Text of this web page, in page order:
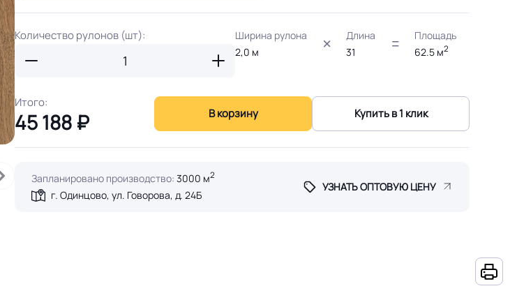
Количество рулонов (шт):
Ширина рулона
2,0 м
Длина
31
Площадь
62.5 м2
Итого:
45 188 ₽ В корзину Купить в 1 клик
Запланировано производство: 3000 м2
г. Одинцово, ул. Говорова, д. 24Б
УЗНАТЬ ОПТОВУЮ ЦЕНУ